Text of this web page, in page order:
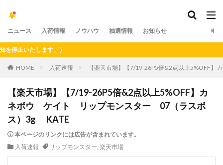
ニュース 入荷情報 ノウハウ 抽選情報 お知らせ
いたします。）
HOME 入荷速報 【楽天市場】【7/19-26P5倍&2点以上
【楽天市場】【7/19-26P5倍&2点以上5%OFF】カ
ネボウ ケイト リップモンスター 07（ラスボ
ス）3g KATE
本ページのリンクには広告が含まれています。
入荷速報
リップモンスター, 楽天市場